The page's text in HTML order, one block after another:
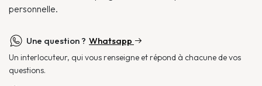
personnelle.
Une question ? Whatsapp
Un interlocuteur, qui vous renseigne et répond à chacune de vos
questions.